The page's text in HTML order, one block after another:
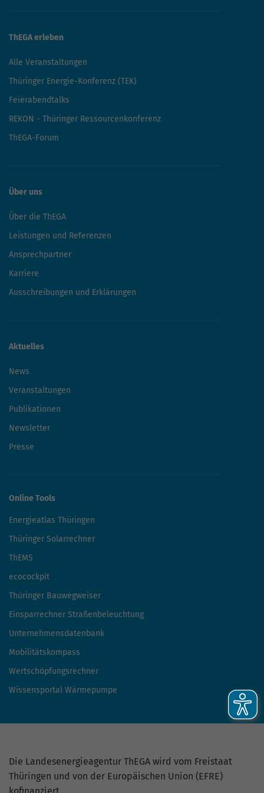
ThEGA erleben
Alle Veranstaltungen
Thüringer Energie-Konferenz (TEK)
Feierabendtalks
REKON - Thüringer Ressourcenkonferenz
ThEGA-Forum
Über uns
Über die ThEGA
Leistungen und Referenzen
Ansprechpartner
Karriere
Ausschreibungen und Erklärungen
Aktuelles
News
Veranstaltungen
Publikationen
Newsletter
Presse
Online Tools
Energieatlas Thüringen
Thüringer Solarrechner
ThEMS
ecocockpit
Thüringer Bauwegweiser
Einsparrechner Straßenbeleuchtung
Unternehmensdatenbank
Mobilitätskompass
Wertschöpfungsrechner
Wissensportal Wärmepumpe
Die Landesenergieagentur ThEGA wird vom Freistaat
Thüringen und von der Europäischen Union (EFRE)